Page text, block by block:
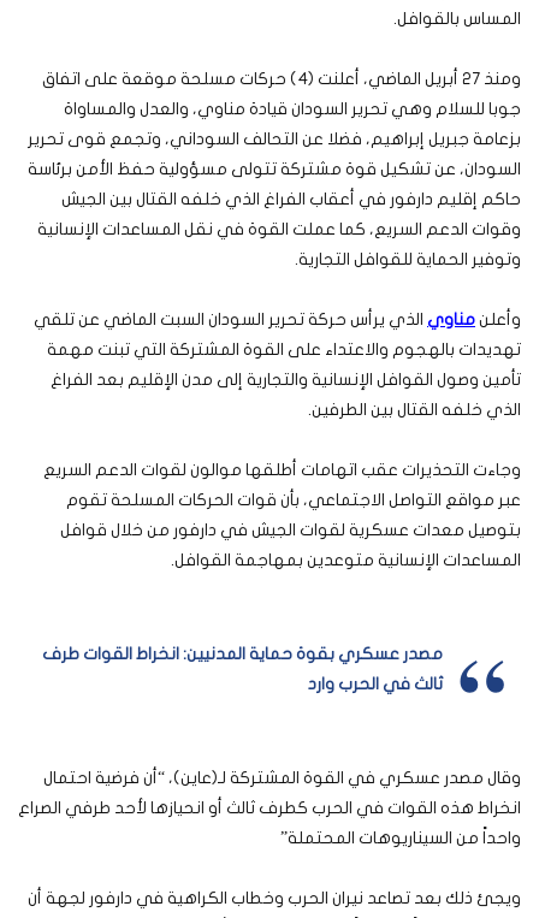
المساس بالقوافل.
ومنذ 27 أبريل الماضي، أعلنت (4) حركات مسلحة موقعة على اتفاق
جوبا للسلام وهي تحرير السودان قيادة مناوي، والعدل والمساواة
بزعامة جبريل إبراهيم، فضلا عن التحالف السوداني، وتجمع قوى تحرير
السودان، عن تشكيل قوة مشتركة تتولى مسؤولية حفظ الأمن برئاسة
حاكم إقليم دارفور في أعقاب الفراغ الذي خلفه القتال بين الجيش
وقوات الدعم السريع، كما عملت القوة في نقل المساعدات الإنسانية
وتوفير الحماية للقوافل التجارية.
وأعلن مناوي الذي يرأس حركة تحرير السودان السبت الماضي عن تلقي
تهديدات بالهجوم والاعتداء على القوة المشتركة التي تبنت مهمة
تأمين وصول القوافل الإنسانية والتجارية إلى مدن الإقليم بعد الفراغ
الذي خلفه القتال بين الطرفين.
وجاءت التحذيرات عقب اتهامات أطلقها موالون لقوات الدعم السريع
عبر مواقع التواصل الاجتماعي، بأن قوات الحركات المسلحة تقوم
بتوصيل معدات عسكرية لقوات الجيش في دارفور من خلال قوافل
المساعدات الإنسانية متوعدين بمهاجمة القوافل.
مصدر عسكري بقوة حماية المدنيين: انخراط القوات طرف
ثالث في الحرب وارد
وقال مصدر عسكري في القوة المشتركة لـ(عاين)، “أن فرضية احتمال
انخراط هذه القوات في الحرب كطرف ثالث أو انحيازها لأحد طرفي الصراع
واحداً من السيناريوهات المحتملة”
ويجئ ذلك بعد تصاعد نيران الحرب وخطاب الكراهية في دارفور لجهة أن